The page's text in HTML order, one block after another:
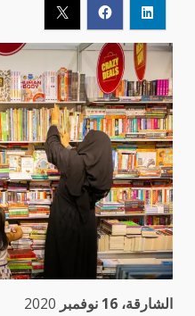
الشارقة، 16 نوفمبر
2020